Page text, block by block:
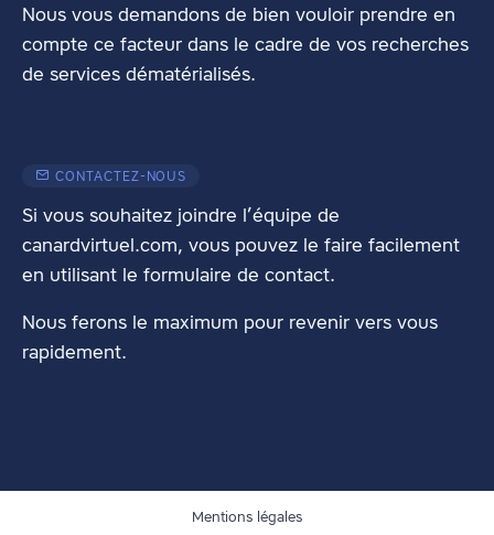
Nous vous demandons de bien vouloir prendre en
compte ce facteur dans le cadre de vos recherches
de services dématérialisés.
CONTACTEZ-NOUS
Si vous souhaitez joindre l’équipe de
canardvirtuel.com, vous pouvez le faire facilement
en utilisant le formulaire de contact.
Nous ferons le maximum pour revenir vers vous
rapidement.
Mentions légales